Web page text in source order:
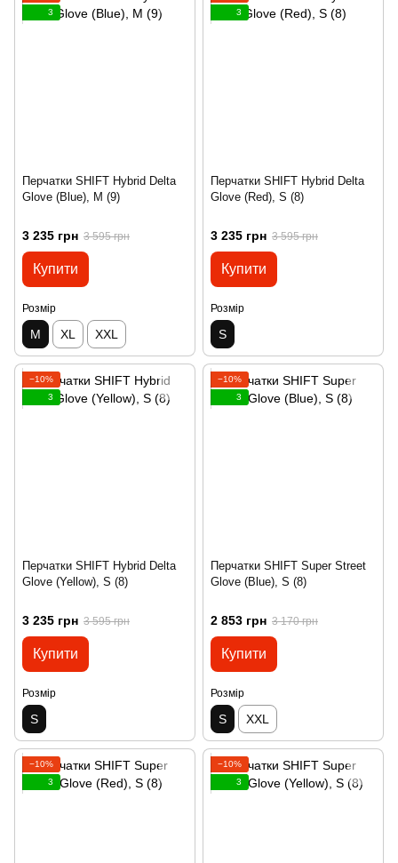
3
Перчатки SHIFT Hybrid Delta
Glove (Blue), M (9)
3 235 грн 3 595 грн
Купити
Розмір
M XL XXL
3
Перчатки SHIFT Hybrid Delta
Glove (Red), S (8)
3 235 грн 3 595 грн
Купити
Розмір
S
−10%
3
Перчатки SHIFT Hybrid Delta
Glove (Yellow), S (8)
3 235 грн 3 595 грн
Купити
Розмір
S
−10%
3
Перчатки SHIFT Super Street
Glove (Blue), S (8)
2 853 грн 3 170 грн
Купити
Розмір
S XXL
−10%
3
−10%
3